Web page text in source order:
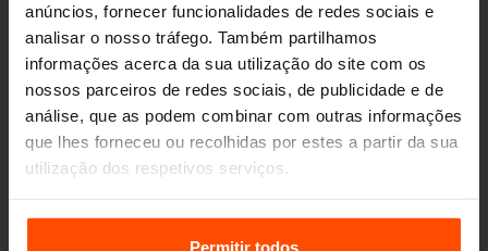
anúncios, fornecer funcionalidades de redes sociais e
analisar o nosso tráfego. Também partilhamos
informações acerca da sua utilização do site com os
nossos parceiros de redes sociais, de publicidade e de
análise, que as podem combinar com outras informações
que lhes forneceu ou recolhidas por estes a partir da sua
utilização dos respetivos serviços.
Para mais informações, por favor visitePrinciples
Relating to the Processing Personal Data.
Permitir todos
Mais novidades
3. 7.
Eventos
Os estudantes
transformaram o espaço em
Mesmo pequenas mudanças podem causar um
grande impacto.